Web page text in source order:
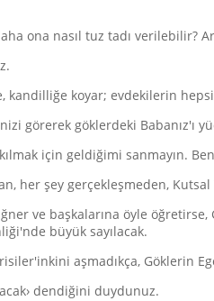
ona nasıl tuz tadı verilebilir?
kandilliğe koyar; evdekilerin
görerek göklerdeki Babanız'ı
için geldiğimi sanmayın.
her şey gerçekleşmeden,
ve başkalarına öyle öğretirse,
büyük sayılacak.
aşmadıkça, Göklerin
dendiğini duydunuz.